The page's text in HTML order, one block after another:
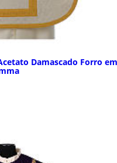
Damascado Forro em